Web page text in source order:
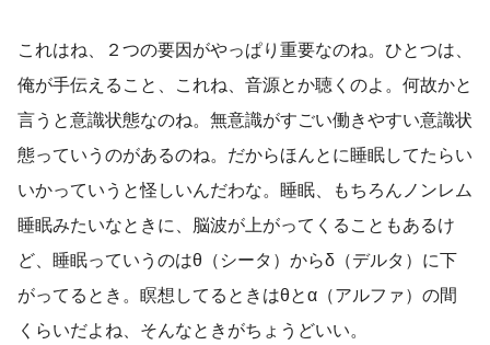
これはね、２つの要因がやっぱり重要なのね。ひとつは、
俺が手伝えること、これね、音源とか聴くのよ。何故かと
言うと意識状態なのね。無意識がすごい働きやすい意識状
態っていうのがあるのね。だからほんとに睡眠してたらい
いかっていうと怪しいんだわな。睡眠、もちろんノンレム
睡眠みたいなときに、脳波が上がってくることもあるけ
ど、睡眠っていうのはθ（シータ）からδ（デルタ）に下
がってるとき。瞑想してるときはθとα（アルファ）の間
くらいだよね、そんなときがちょうどいい。